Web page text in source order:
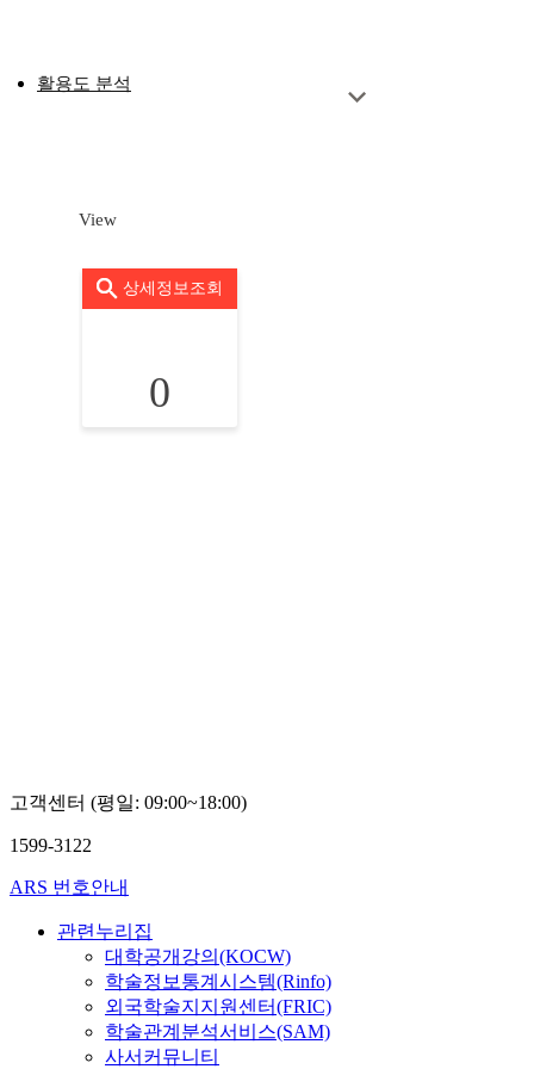
활용도 분석
View
상세정보조회
0
고객센터 (평일: 09:00~18:00)
1599-3122
ARS 번호안내
관련누리집
대학공개강의(KOCW)
학술정보통계시스템(Rinfo)
외국학술지지원센터(FRIC)
학술관계분석서비스(SAM)
사서커뮤니티